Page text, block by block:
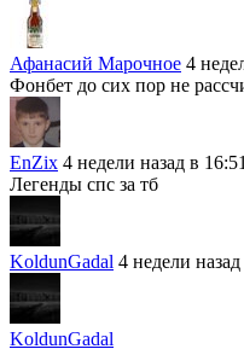
Афанасий Марочное 4
Фонбет до сих пор не
EnZix 4 недели назад в 16:51
Легенды спс за тб
KoldunGadal 4 недели
KoldunGadal